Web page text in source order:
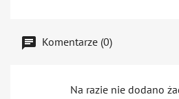
Komentarze (0)
Na razie nie dodano